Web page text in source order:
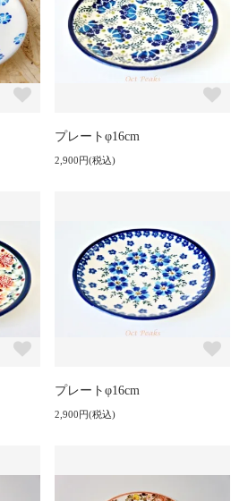
プレートφ16cm
2,900円(税込)
プレートφ16cm
2,900円(税込)